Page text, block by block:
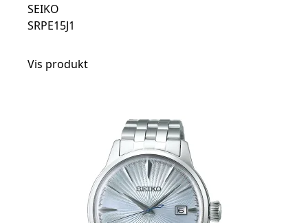
SEIKO
SRPE15J1
Vis produkt